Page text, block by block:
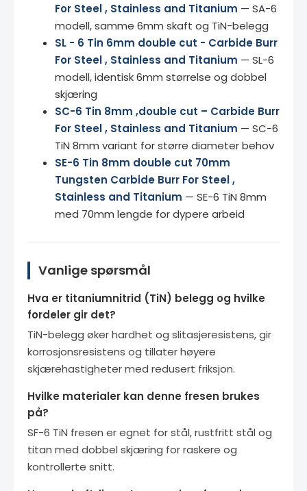
For Steel , Stainless and Titanium — SA-6
modell, samme 6mm skaft og TiN-belegg
SL - 6 Tin 6mm double cut - Carbide Burr
For Steel , Stainless and Titanium — SL-6
modell, identisk 6mm størrelse og dobbel
skjæring
SC-6 Tin 8mm ,double cut – Carbide Burr
For Steel , Stainless and Titanium — SC-6
TiN 8mm variant for større diameter behov
SE-6 Tin 8mm double cut 70mm
Tungsten Carbide Burr For Steel ,
Stainless and Titanium — SE-6 TiN 8mm
med 70mm lengde for dypere arbeid
Vanlige spørsmål
Hva er titaniumnitrid (TiN) belegg og hvilke
fordeler gir det?
TiN-belegg øker hardhet og slitasjeresistens, gir
korrosjonsresistens og tillater høyere
skjærehastigheter med redusert friksjon.
Hvilke materialer kan denne fresen brukes
på?
SF-6 TiN fresen er egnet for stål, rustfritt stål og
titan med dobbel skjæring for raskere og
kontrollerte snitt.